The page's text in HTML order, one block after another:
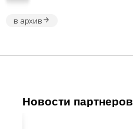
в архив
Новости партнеров